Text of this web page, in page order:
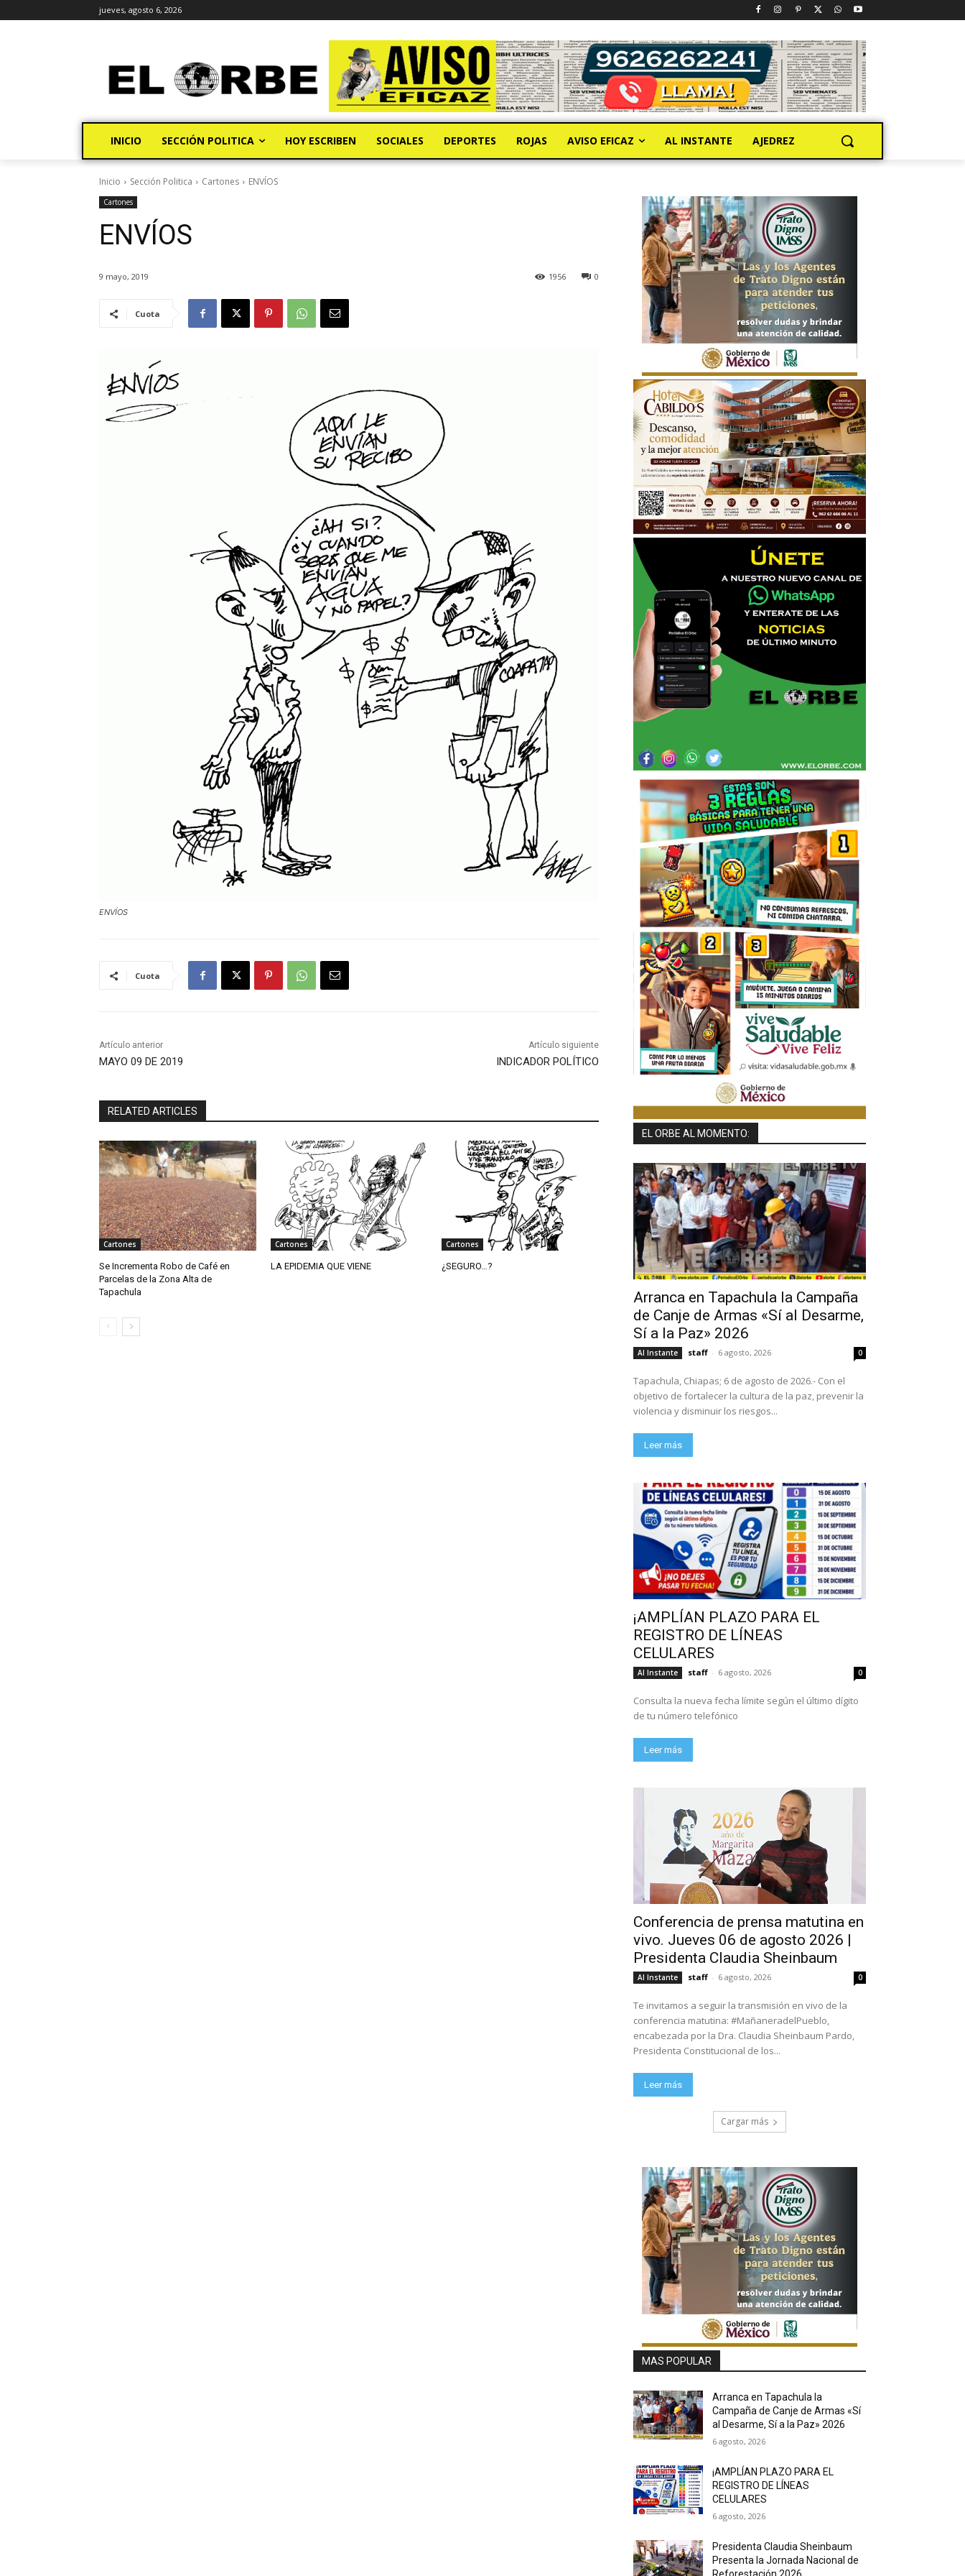
jueves, agosto 6, 2026
INICIO SECCIÓN POLITICA HOY ESCRIBEN SOCIALES DEPORTES ROJAS AVISO EFICAZ AL INSTANTE AJEDREZ
Inicio Sección Politica Cartones ENVÍOS
Cartones
ENVÍOS
9 mayo, 2019 0
1956
Cuota
ENVÍOS
Cuota
Artículo anterior
MAYO 09 DE 2019
Artículo siguiente
INDICADOR POLÍTICO
RELATED ARTICLES
Cartones
Se Incrementa Robo de Café en
Parcelas de la Zona Alta de
Tapachula
Cartones
LA EPIDEMIA QUE VIENE
Cartones
¿SEGURO…?
EL ORBE AL MOMENTO:
Arranca en Tapachula la Campaña
de Canje de Armas «Sí al Desarme,
Sí a la Paz» 2026
Al Instante staff - 6 agosto, 2026 0
Tapachula, Chiapas; 6 de agosto de 2026.- Con el
objetivo de fortalecer la cultura de la paz, prevenir la
violencia y disminuir los riesgos...
Leer más
¡AMPLÍAN PLAZO PARA EL
REGISTRO DE LÍNEAS
CELULARES
Al Instante staff - 6 agosto, 2026 0
Consulta la nueva fecha límite según el último dígito
de tu número telefónico
Leer más
Conferencia de prensa matutina en
vivo. Jueves 06 de agosto 2026 |
Presidenta Claudia Sheinbaum
Al Instante staff - 6 agosto, 2026 0
Te invitamos a seguir la transmisión en vivo de la
conferencia matutina: #MañaneradelPueblo,
encabezada por la Dra. Claudia Sheinbaum Pardo,
Presidenta Constitucional de los...
Leer más
Cargar más
MAS POPULAR
Arranca en Tapachula la
Campaña de Canje de Armas «Sí
al Desarme, Sí a la Paz» 2026
6 agosto, 2026
¡AMPLÍAN PLAZO PARA EL
REGISTRO DE LÍNEAS
CELULARES
6 agosto, 2026
Presidenta Claudia Sheinbaum
Presenta la Jornada Nacional de